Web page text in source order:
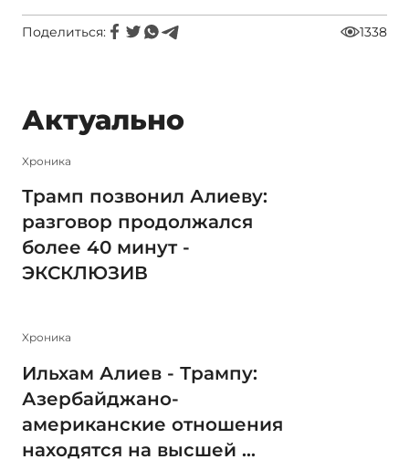
Поделиться: 1338
Актуально
Xроника
Трамп позвонил Алиеву:
разговор продолжался
более 40 минут -
ЭКСКЛЮЗИВ
Xроника
Ильхам Алиев - Трампу:
Азербайджано-
американские отношения
находятся на высшей ...